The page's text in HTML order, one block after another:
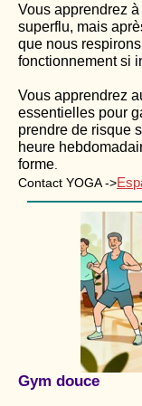
Vous apprendrez
superflu, mais
que nous
fonctionnement si
Vous apprendrez
essentielles pour
prendre de risque
heure
forme
Contact YOGA ->
Gym douce